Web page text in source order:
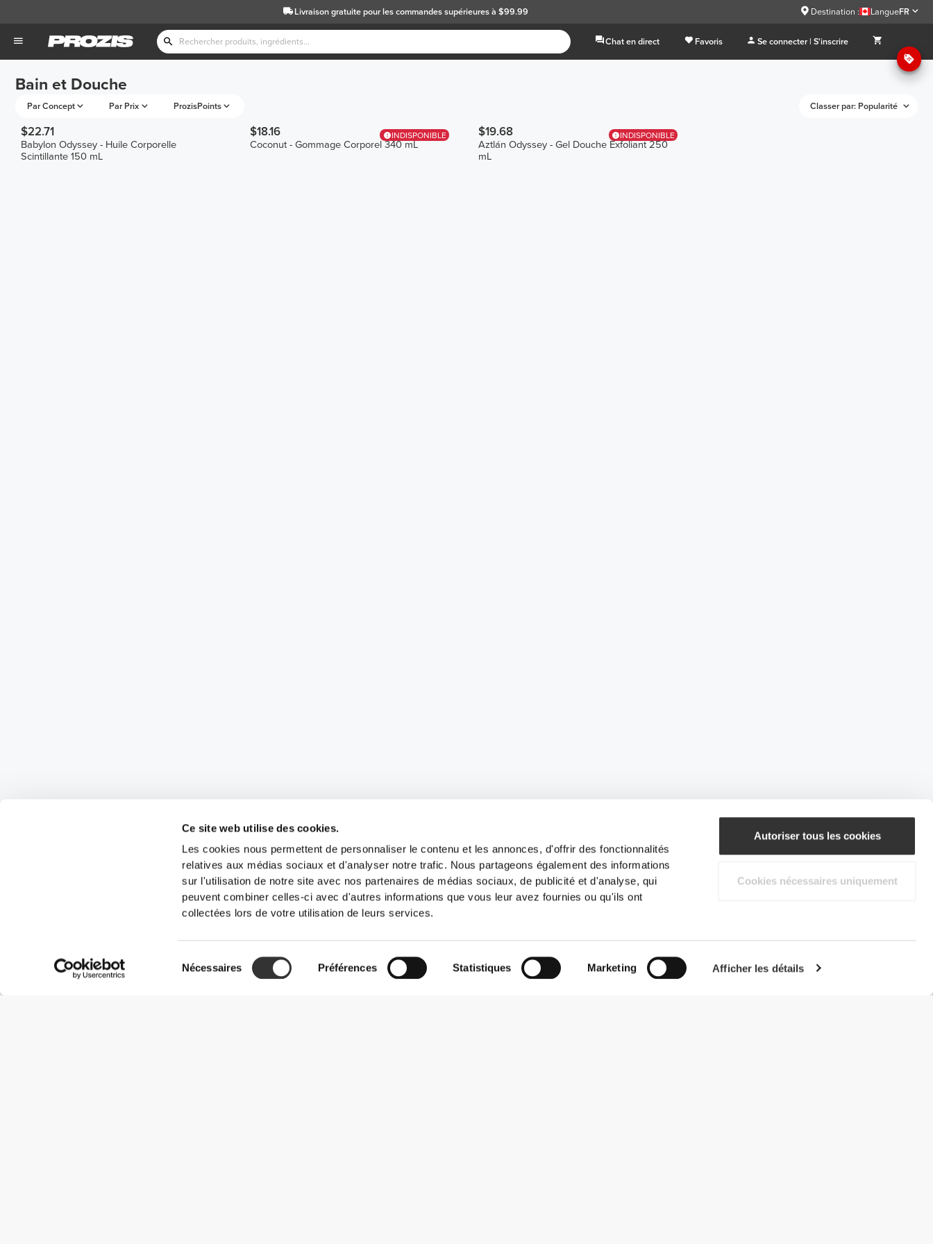
Ce site web utilise des cookies.
Les cookies nous permettent de personnaliser le contenu et les annonces, d'offrir des fonctionnalités
relatives aux médias sociaux et d'analyser notre trafic. Nous partageons également des informations
sur l'utilisation de notre site avec nos partenaires de médias sociaux, de publicité et d'analyse, qui
peuvent combiner celles-ci avec d'autres informations que vous leur avez fournies ou qu'ils ont
collectées lors de votre utilisation de leurs services.
du
Nécessaires Préférences Statistiques Marketing Afficher les détails
Autoriser tous les cookies
Cookies nécessaires uniquement
Livraison gratuitepour les commandes supérieures à $99.99 Destination : LangueFR
Chat en direct Favoris Se connecter | S'inscrire
Bain et Douche
Par Concept Par Prix ProzisPoints Classer par: Popularité
$22.71
Babylon Odyssey - Huile Corporelle
Scintillante 150 mL
INDISPONIBLE
$18.16
Coconut - Gommage Corporel 340 mL
INDISPONIBLE
$19.68
Aztlán Odyssey - Gel Douche Exfoliant 250
mL